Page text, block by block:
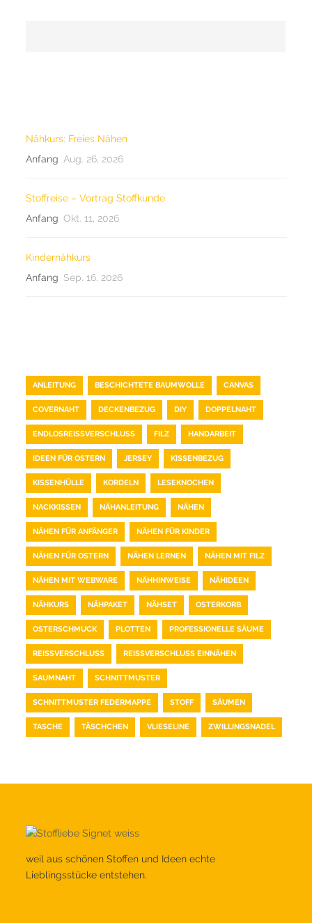
Nähkurs: Freies Nähen
Anfang Aug. 26, 2026
Stoffreise – Vortrag Stoffkunde
Anfang Okt. 11, 2026
Kindernähkurs
Anfang Sep. 16, 2026
ANLEITUNG BESCHICHTETE BAUMWOLLE CANVAS
COVERNAHT DECKENBEZUG DIY DOPPELNAHT
ENDLOSREISSVERSCHLUSS FILZ HANDARBEIT
IDEEN FÜR OSTERN JERSEY KISSENBEZUG
KISSENHÜLLE KORDELN LESEKNOCHEN
NACKKISSEN NÄHANLEITUNG NÄHEN
NÄHEN FÜR ANFÄNGER NÄHEN FÜR KINDER
NÄHEN FÜR OSTERN NÄHEN LERNEN NÄHEN MIT FILZ
NÄHEN MIT WEBWARE NÄHHINWEISE NÄHIDEEN
NÄHKURS NÄHPAKET NÄHSET OSTERKORB
OSTERSCHMUCK PLOTTEN PROFESSIONELLE SÄUME
REISSVERSCHLUSS REISSVERSCHLUSS EINNÄHEN
SAUMNAHT SCHNITTMUSTER
SCHNITTMUSTER FEDERMAPPE STOFF SÄUMEN
TASCHE TÄSCHCHEN VLIESELINE ZWILLINGSNADEL
weil aus schönen Stoffen und Ideen echte
Lieblingsstücke entstehen.